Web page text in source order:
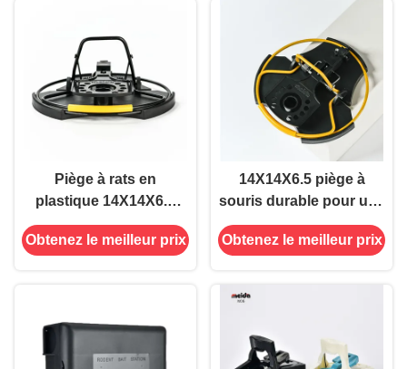
Piège à rats en
plastique 14X14X6.5
Capteur de souris
métalliques pour une
Obtenez le meilleur prix
14X14X6.5 piège à
souris durable pour une
lutte efficace et
écologique contre les
Obtenez le meilleur prix